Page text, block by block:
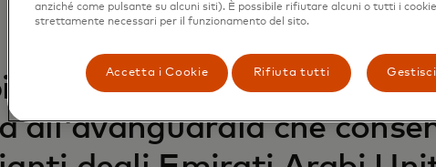
gateway di
all'avanguardia che
anziché come pulsante su alcuni siti). È possibile rifiutare alcuni o tutti i
strettamente necessari per il funzionamento del sito.
Accetta i Cookie Rifiuta tutti